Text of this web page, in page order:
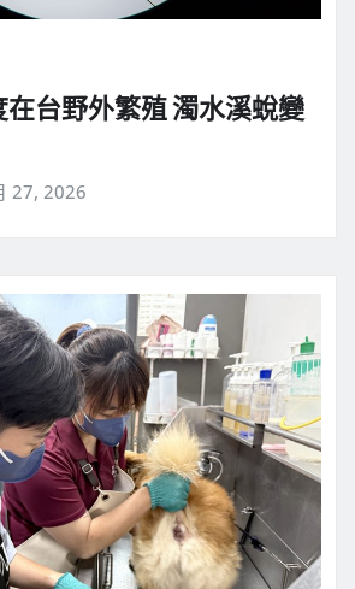
台野外繁殖 濁水溪蛻變
27, 2026